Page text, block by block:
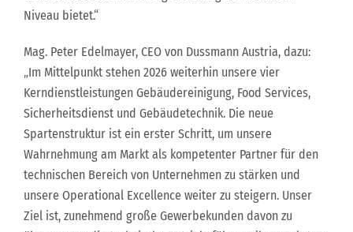
Niveau bietet.“
Mag. Peter Edelmayer, CEO von Dussmann Austria, dazu:
„Im Mittelpunkt stehen 2026 weiterhin unsere vier
Kerndienstleistungen Gebäudereinigung, Food Services,
Sicherheitsdienst und Gebäudetechnik. Die neue
Spartenstruktur ist ein erster Schritt, um unsere
Wahrnehmung am Markt als kompetenter Partner für den
technischen Bereich von Unternehmen zu stärken und
unsere Operational Excellence weiter zu steigern. Unser
Ziel ist, zunehmend große Gewerbekunden davon zu